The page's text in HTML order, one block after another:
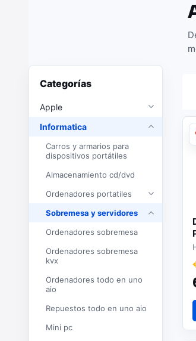
Categorías
Apple
Informatica
Carros y armarios para
dispositivos portátiles
Almacenamiento cd/dvd
Ordenadores portatiles
Sobremesa y servidores
Ordenadores sobremesa
Ordenadores sobremesa
kvx
Ordenadores todo en uno
aio
Repuestos todo en uno aio
Mini pc